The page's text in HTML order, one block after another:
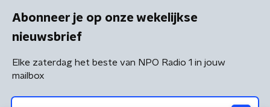
Abonneer je op onze wekelijkse
nieuwsbrief
Elke zaterdag het beste van NPO Radio 1 in jouw
mailbox